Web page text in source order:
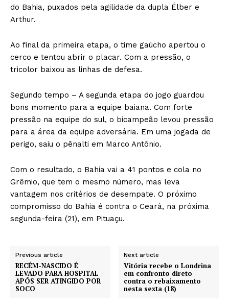
do Bahia, puxados pela agilidade da dupla Élber e
Arthur.
Ao final da primeira etapa, o time gaúcho apertou o
cerco e tentou abrir o placar. Com a pressão, o
tricolor baixou as linhas de defesa.
Segundo tempo – A segunda etapa do jogo guardou
bons momento para a equipe baiana. Com forte
pressão na equipe do sul, o bicampeão levou pressão
para a área da equipe adversária. Em uma jogada de
perigo, saiu o pênalti em Marco Antônio.
Com o resultado, o Bahia vai a 41 pontos e cola no
Grêmio, que tem o mesmo número, mas leva
vantagem nos critérios de desempate. O próximo
compromisso do Bahia é contra o Ceará, na próxima
segunda-feira (21), em Pituaçu.
Previous article
RECÉM-NASCIDO É
LEVADO PARA HOSPITAL
APÓS SER ATINGIDO POR
SOCO
Next article
Vitória recebe o Londrina
em confronto direto
contra o rebaixamento
nesta sexta (18)